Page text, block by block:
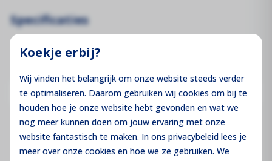
Koekje erbij?
Wij vinden het belangrijk om onze website steeds verder
te optimaliseren. Daarom gebruiken wij cookies om bij te
houden hoe je onze website hebt gevonden en wat we
nog meer kunnen doen om jouw ervaring met onze
website fantastisch te maken. In ons privacybeleid lees je
meer over onze cookies en hoe we ze gebruiken. We
Specificaties
Productcode
Merk Huawei
Levertijd Direct leverbaar